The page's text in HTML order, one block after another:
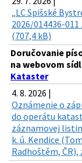
„LC Spišské
2026/014436-011
(707,4 kB)
Doručovanie
na webovom
Kataster
4. 8. 2026 |
Oznámenie o
do operátu
záznamovej
k. ú. Kendice
Radhoštěm, ČR),